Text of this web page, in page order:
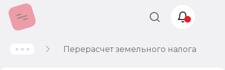
Перерасчет земельного налога
Учет и